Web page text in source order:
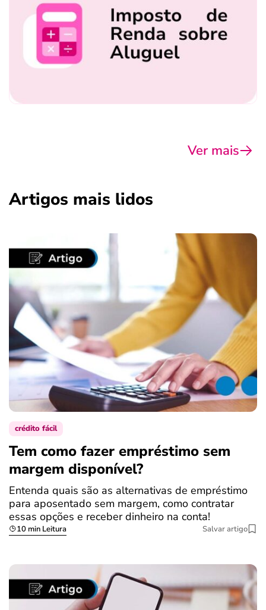
Ver mais
Artigos mais lidos
crédito fácil
Tem como fazer empréstimo sem
margem disponível?
Entenda quais são as alternativas de empréstimo
para aposentado sem margem, como contratar
essas opções e receber dinheiro na conta!
10 min Leitura Salvar artigo